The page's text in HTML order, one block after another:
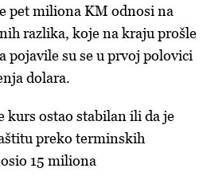
pet miliona KM odnosi na
razlika, koje na kraju prošle
pojavile su se u prvoj polovici
dolara.
kurs ostao stabilan ili da je
preko terminskih
15 miliona